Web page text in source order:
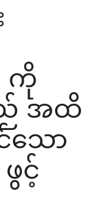
ကို
ည် အထိ
သော
ဖွင့်